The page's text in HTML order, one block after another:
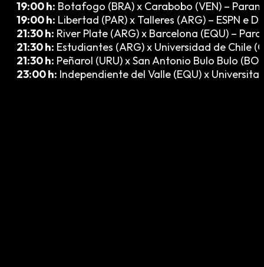
19:00 h: Botafogo (BRA) x Carabobo (VEN) –
19:00 h: Libertad (PAR) x Talleres (ARG) – ESPN e
21:30 h: River Plate (ARG) x Barcelona (EQU) –
21:30 h: Estudiantes (ARG) x Universidad de Chile
21:30 h: Peñarol (URU) x San Antonio Bulo Bulo
23:00 h: Independiente del Valle (EQU) x